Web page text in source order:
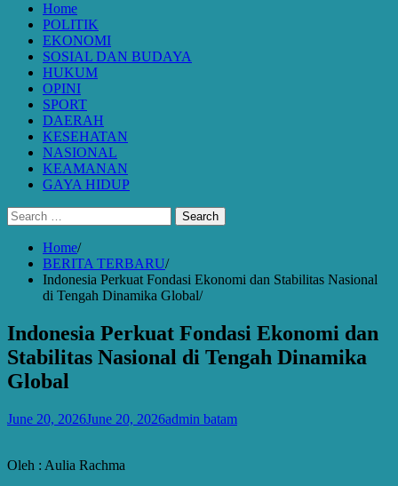
Home
POLITIK
EKONOMI
SOSIAL DAN BUDAYA
HUKUM
OPINI
SPORT
DAERAH
KESEHATAN
NASIONAL
KEAMANAN
GAYA HIDUP
Search
for:
Home
BERITA TERBARU
Indonesia Perkuat Fondasi Ekonomi dan Stabilitas Nasional
di Tengah Dinamika Global
Indonesia Perkuat Fondasi Ekonomi dan
Stabilitas Nasional di Tengah Dinamika
Global
June 20, 2026June 20, 2026admin batam
Oleh : Aulia Rachma